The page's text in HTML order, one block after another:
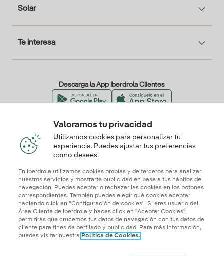
Solar
Te interesa
Descarga la App Iberdrola Clientes
Nuestros certificados de confianza
Mapa webInformación legal y Política de cookies
Valoramos tu privacidad
Utilizamos cookies para personalizar tu
experiencia. Puedes ajustar tus preferencias
como desees.
En Iberdrola utilizamos cookies propias y de terceros para analizar
nuestros servicios y mostrarte publicidad en base a tus hábitos de
navegación. Puedes aceptar o rechazar las cookies en los botones
correspondientes. También puedes elegir qué cookies aceptar
haciendo click en "Configuración de cookies". Si eres usuario del
Área Cliente de Iberdrola y haces click en "Aceptar Cookies",
permitirás que crucemos tus datos de navegación con tus datos de
cliente para fines de perfilado y publicidad. Para más información,
puedes visitar nuestra Política de Cookies.